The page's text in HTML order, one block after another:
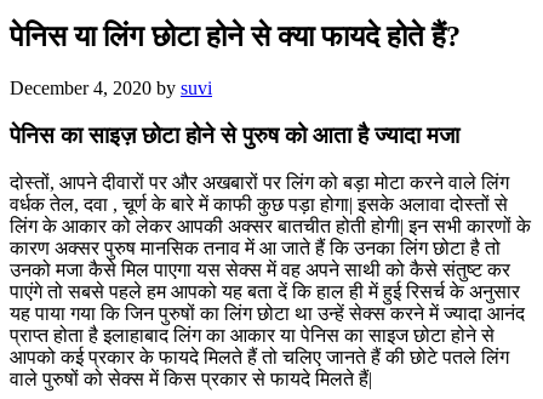
पेनिस या लिंग छोटा होने से क्या फायदे होते हैं?
December 4, 2020 by suvi
पेनिस का साइज़ छोटा होने से पुरुष को आता है ज्यादा मजा
दोस्तों, आपने दीवारों पर और अखबारों पर लिंग को बड़ा मोटा करने वाले लिंग
वर्धक तेल, दवा , चूर्ण के बारे में काफी कुछ पड़ा होगा| इसके अलावा दोस्तों से
लिंग के आकार को लेकर आपकी अक्सर बातचीत होती होगी| इन सभी कारणों के
कारण अक्सर पुरुष मानसिक तनाव में आ जाते हैं कि उनका लिंग छोटा है तो
उनको मजा कैसे मिल पाएगा यस सेक्स में वह अपने साथी को कैसे संतुष्ट कर
पाएंगे तो सबसे पहले हम आपको यह बता दें कि हाल ही में हुई रिसर्च के अनुसार
यह पाया गया कि जिन पुरुषों का लिंग छोटा था उन्हें सेक्स करने में ज्यादा आनंद
प्राप्त होता है इलाहाबाद लिंग का आकार या पेनिस का साइज छोटा होने से
आपको कई प्रकार के फायदे मिलते हैं तो चलिए जानते हैं की छोटे पतले लिंग
वाले पुरुषों को सेक्स में किस प्रकार से फायदे मिलते हैं|